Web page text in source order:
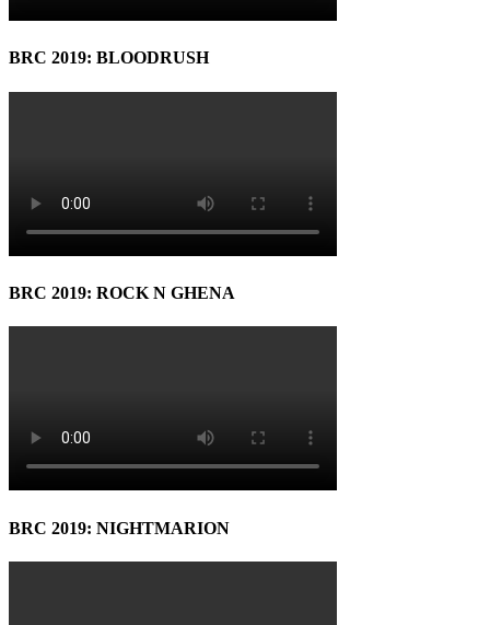
BRC 2019: BLOODRUSH
BRC 2019: ROCK N GHENA
BRC 2019: NIGHTMARION